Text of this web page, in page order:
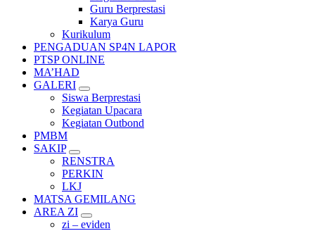
Guru Berprestasi
Karya Guru
Kurikulum
PENGADUAN SP4N LAPOR
PTSP ONLINE
MA’HAD
GALERI
Siswa Berprestasi
Kegiatan Upacara
Kegiatan Outbond
PMBM
SAKIP
RENSTRA
PERKIN
LKJ
MATSA GEMILANG
AREA ZI
zi – eviden